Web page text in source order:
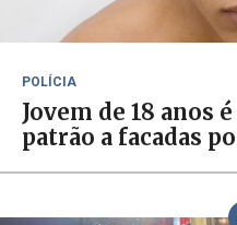
POLÍCIA
Jovem de 18 anos
patrão a facadas